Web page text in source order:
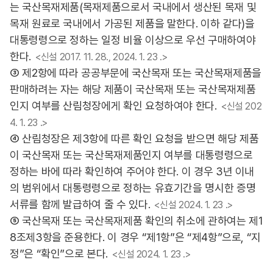
는 국산목재제품(목재제품으로서 국내에서 생산된 목재 및
목재 원료로 국내에서 가공된 제품을 말한다. 이하 같다)을
대통령령으로 정하는 일정 비율 이상으로 우선 구매하여야
한다. <신설 2017. 11. 28., 2024. 1. 23 .>
③ 제2항에 따라 공공부문에 국산목재 또는 국산목재제품을
판매하려는 자는 해당 제품이 국산목재 또는 국산목재제품
인지 여부를 산림청장에게 확인 요청하여야 한다. <신설 202
4. 1. 23 .>
④ 산림청장은 제3항에 따른 확인 요청을 받으면 해당 제품
이 국산목재 또는 국산목재제품인지 여부를 대통령령으로
정하는 바에 따라 확인하여 주어야 한다. 이 경우 3년 이내
의 범위에서 대통령령으로 정하는 유효기간을 명시한 증명
서류를 함께 발급하여 줄 수 있다. <신설 2024. 1. 23 .>
⑤ 국산목재 또는 국산목재제품 확인의 취소에 관하여는 제1
8조제3항을 준용한다. 이 경우 “제1항”은 “제4항”으로, “지
정”은 “확인”으로 본다. <신설 2024. 1. 23 .>